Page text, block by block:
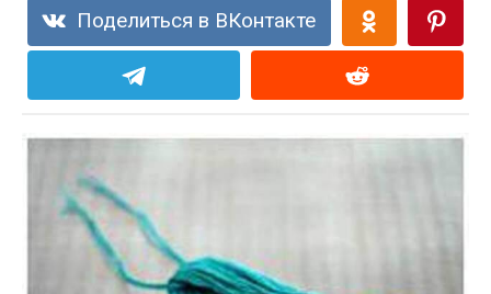
Поделиться в ВКонтакте